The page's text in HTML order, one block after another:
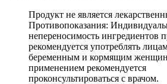
Продукт не является
Противопоказания:
непереносимость ингредиентов
рекомендуется употреблять
беременным и кормящим
применением рекомендуется
проконсультироваться с врачом.